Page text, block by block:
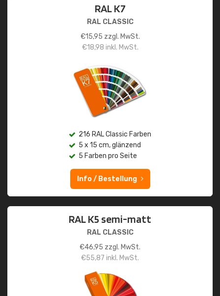
RAL K7
RAL CLASSIC
€15,95 zzgl. MwSt.
€18,98 inkl. MwSt.
216 RAL Classic Farben
5 x 15 cm, glänzend
5 Farben pro Seite
Info / Bestellung
RAL K5 semi-matt
RAL CLASSIC
€46,95 zzgl. MwSt.
€55,87 inkl. MwSt.